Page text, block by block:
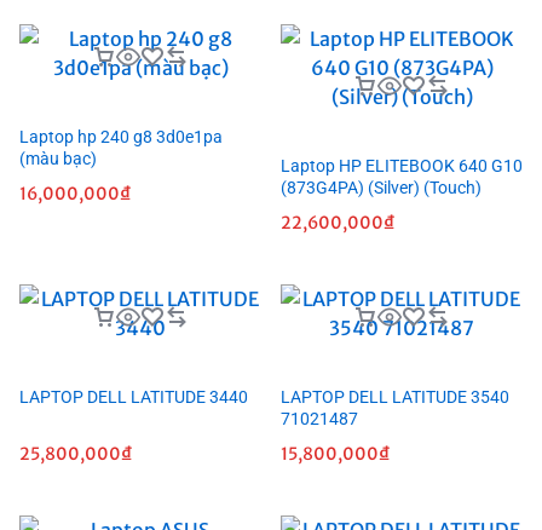
Laptop hp 240 g8 3d0e1pa
(màu bạc)
16,000,000₫
Laptop HP ELITEBOOK 640 G10
(873G4PA) (Silver) (Touch)
22,600,000₫
LAPTOP DELL LATITUDE 3440
25,800,000₫
LAPTOP DELL LATITUDE 3540
71021487
15,800,000₫